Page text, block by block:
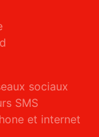
sociaux
SMS
et internet